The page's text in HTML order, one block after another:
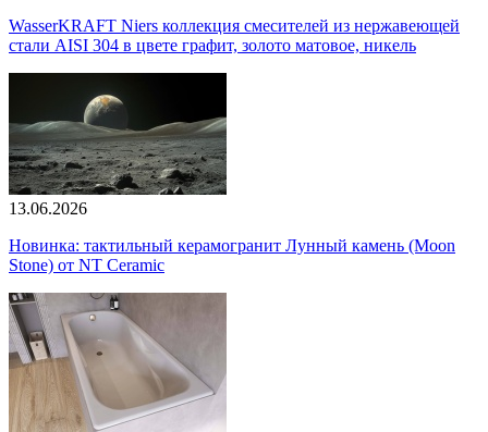
WasserKRAFT Niers коллекция смесителей из нержавеющей
стали AISI 304 в цвете графит, золото матовое, никель
13.06.2026
Новинка: тактильный керамогранит Лунный камень (Moon
Stone) от NT Ceramic